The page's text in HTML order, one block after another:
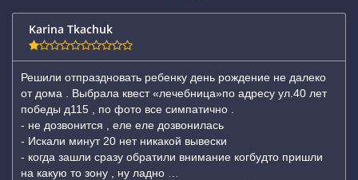
Karina Tkachuk
Решили отпраздновать ребенку день рождение не далеко
от дома . Выбрала квест «лечебница»по адресу ул.40 лет
победы д115 , по фото все симпатично .
- не дозвонится , еле еле дозвонилась
- Искали минут 20 нет никакой вывески
- когда зашли сразу обратили внимание когбудто пришли
на какую то зону , ну ладно …